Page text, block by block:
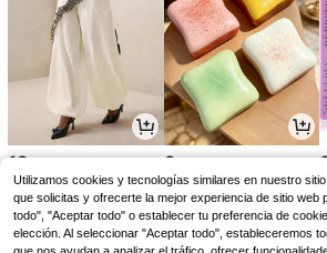
12 2
Utilizamos cookies y tecnologías similares en nuestro
que solicitas y ofrecerte la mejor experiencia de sitio web
todo", "Aceptar todo" o establecer tu preferencia de
elección. Al seleccionar "Aceptar todo", estableceremos